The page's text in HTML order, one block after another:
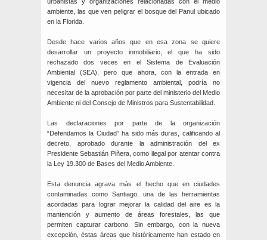
ambiente, las que ven peligrar el bosque del Panul ubicado
en la Florida.
Desde hace varios años que en esa zona se quiere
desarrollar un proyecto inmobiliario, el que ha sido
rechazado dos veces en el Sistema de Evaluación
Ambiental (SEA), pero que ahora, con la entrada en
vigencia del nuevo reglamento ambiental, podría no
necesitar de la aprobación por parte del ministerio del Medio
Ambiente ni del Consejo de Ministros para Sustentabilidad.
Las declaraciones por parte de la organización
“Defendamos la Ciudad” ha sido más duras, calificando al
decreto, aprobado durante la administración del ex
Presidente Sebastián Piñera, como ilegal por atentar contra
la Ley 19.300 de Bases del Medio Ambiente.
Esta denuncia agrava más el hecho que en ciudades
contaminadas como Santiago, una de las herramientas
acordadas para lograr mejorar la calidad del aire es la
mantención y aumento de áreas forestales, las que
permiten capturar carbono. Sin embargo, con la nueva
excepción, éstas áreas que históricamente han estado en